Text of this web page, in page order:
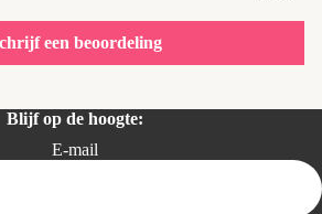
een beoordeling
Blijf op de hoogte:
E-mail